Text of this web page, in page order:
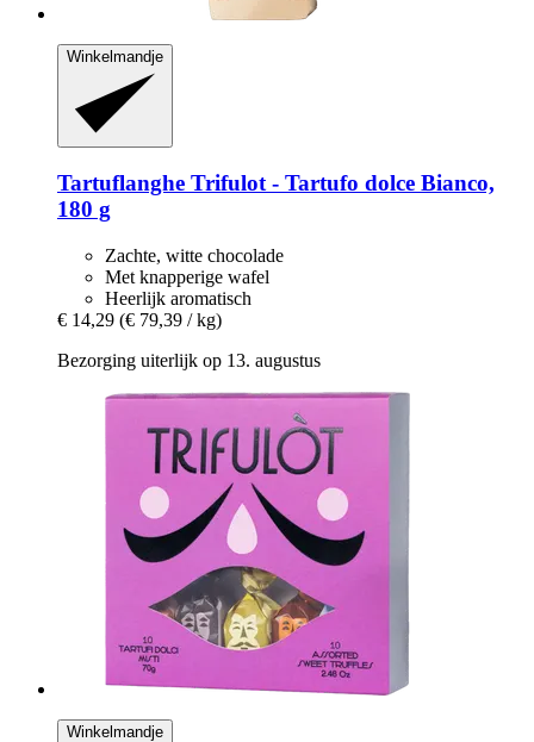
Winkelmandje
Tartuflanghe Trifulot -​ Tartufo dolce Bianco,
180 g
Zachte, witte chocolade
Met knapperige wafel
Heerlijk aromatisch
€ 14,29 (€ 79,39 / kg)
Bezorging uiterlijk op 13. augustus
Winkelmandje